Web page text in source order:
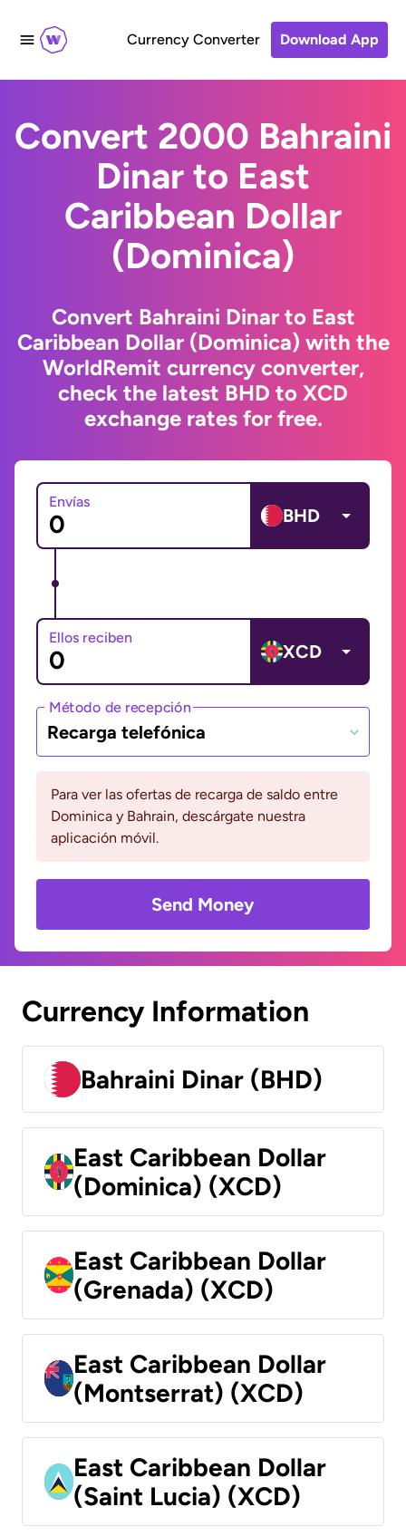
Currency Converter Download App
Convert 2000 Bahraini
Dinar to East
Caribbean Dollar
(Dominica)
Convert Bahraini Dinar to East
Caribbean Dollar (Dominica) with the
WorldRemit currency converter,
check the latest BHD to XCD
exchange rates for free.
Envías
BHD
Ellos reciben
XCD
Método de recepción
Recarga telefónica
Para ver las ofertas de recarga de saldo entre
Dominica y Bahrain, descárgate nuestra
aplicación móvil.
Send Money
Currency Information
Bahraini Dinar (BHD)
East Caribbean Dollar
(Dominica) (XCD)
East Caribbean Dollar
(Grenada) (XCD)
East Caribbean Dollar
(Montserrat) (XCD)
East Caribbean Dollar
(Saint Lucia) (XCD)